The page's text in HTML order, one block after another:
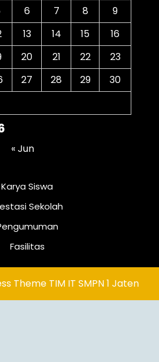
6 7 8
9
13 14 15
16
20 21 22
23
27 28 29
30
« Jun
Karya Siswa
Sekolah
Fasilitas
ThemeTIM IT SMPN 1 Jaten